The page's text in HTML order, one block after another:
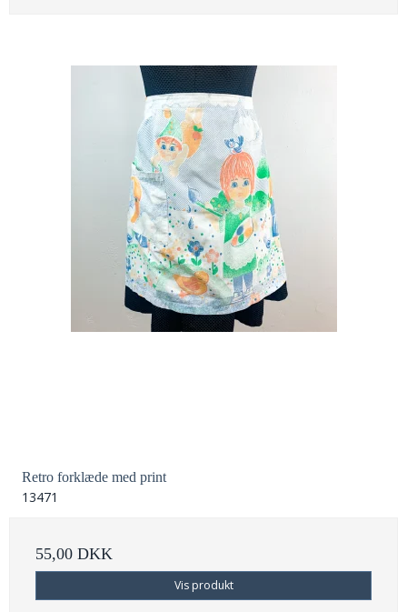
Retro forklæde med print
13471
55,00 DKK
Vis produkt